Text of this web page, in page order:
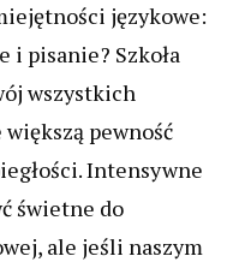
językowe:
i pisanie? Szkoła
wszystkich
pewność
Intensywne
świetne do
ale jeśli naszym